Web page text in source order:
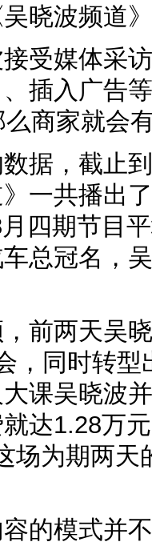
晓波频道
媒体采访
插入广告
商家就会
，截止到
一共播出
四期节目
总冠名，
两天吴晓
，同时转
课吴晓波
达1.28万
场为期两
模式并不